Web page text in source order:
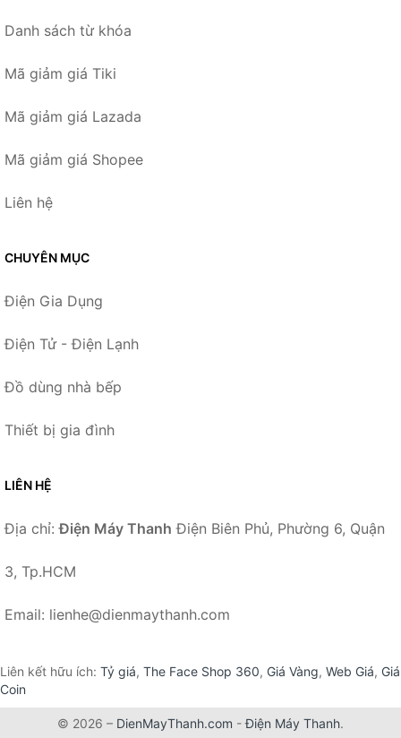
Danh sách từ khóa
Mã giảm giá Tiki
Mã giảm giá Lazada
Mã giảm giá Shopee
Liên hệ
CHUYÊN MỤC
Điện Gia Dụng
Điện Tử - Điện Lạnh
Đồ dùng nhà bếp
Thiết bị gia đình
LIÊN HỆ
Địa chỉ:Điện Máy Thanh Điện Biên Phủ, Phường 6, Quận
3, Tp.HCM
Email: lienhe@dienmaythanh.com
Liên kết hữu ích: Tỷ giá, The Face Shop 360, Giá Vàng, Web Giá, Giá
Coin
© 2026 – DienMayThanh.com -Điện Máy Thanh.